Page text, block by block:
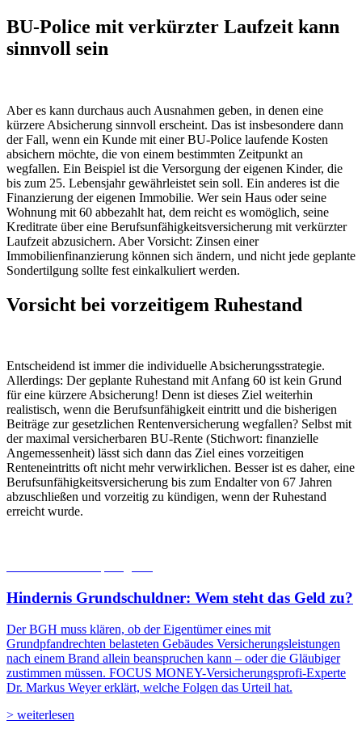
BU-Police mit verkürzter Laufzeit kann
sinnvoll sein
Aber es kann durchaus auch Ausnahmen geben, in denen eine
kürzere Absicherung sinnvoll erscheint. Das ist insbesondere dann
der Fall, wenn ein Kunde mit einer BU-Police laufende Kosten
absichern möchte, die von einem bestimmten Zeitpunkt an
wegfallen. Ein Beispiel ist die Versorgung der eigenen Kinder, die
bis zum 25. Lebensjahr gewährleistet sein soll. Ein anderes ist die
Finanzierung der eigenen Immobilie. Wer sein Haus oder seine
Wohnung mit 60 abbezahlt hat, dem reicht es womöglich, seine
Kreditrate über eine Berufsunfähigkeitsversicherung mit verkürzter
Laufzeit abzusichern. Aber Vorsicht: Zinsen einer
Immobilienfinanzierung können sich ändern, und nicht jede geplante
Sondertilgung sollte fest einkalkuliert werden.
Vorsicht bei vorzeitigem Ruhestand
Entscheidend ist immer die individuelle Absicherungsstrategie.
Allerdings: Der geplante Ruhestand mit Anfang 60 ist kein Grund
für eine kürzere Absicherung! Denn ist dieses Ziel weiterhin
realistisch, wenn die Berufsunfähigkeit eintritt und die bisherigen
Beiträge zur gesetzlichen Rentenversicherung wegfallen? Selbst mit
der maximal versicherbaren BU-Rente (Stichwort: finanzielle
Angemessenheit) lässt sich dann das Ziel eines vorzeitigen
Renteneintritts oft nicht mehr verwirklichen. Besser ist es daher, eine
Berufsunfähigkeitsversicherung bis zum Endalter von 67 Jahren
abzuschließen und vorzeitig zu kündigen, wenn der Ruhestand
erreicht wurde.
Hindernis Grundschuldner: Wem steht das Geld zu?
Der BGH muss klären, ob der Eigentümer eines mit
Grundpfandrechten belasteten Gebäudes Versicherungsleistungen
nach einem Brand allein beanspruchen kann – oder die Gläubiger
zustimmen müssen. FOCUS MONEY-Versicherungsprofi-Experte
Dr. Markus Weyer erklärt, welche Folgen das Urteil hat.
> weiterlesen